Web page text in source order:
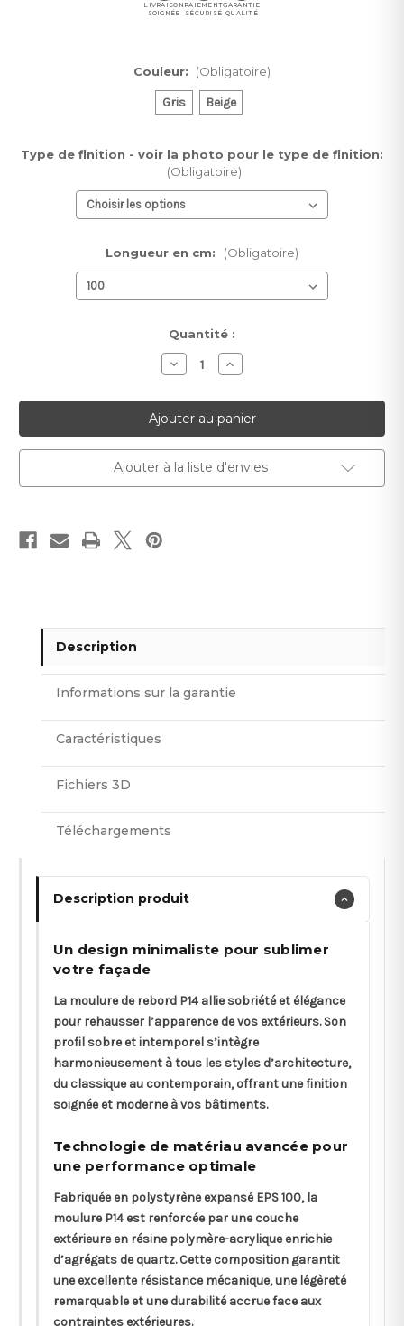
LIVRAISON
SOIGNÉE
PAIEMENT
SÉCURISÉ
GARANTIE
QUALITÉ
Couleur: (Obligatoire)
Gris Beige
Type de finition - voir la photo pour le type de finition:
(Obligatoire)
Longueur en cm: (Obligatoire)
Quantité :
Diminuer
la
pour
Moulure
de
rebord
P14
-
Design
Minimaliste
Augmenter
la
pour
Moulure
de
rebord
P14
-
Design
Minimaliste
Ajouter à la liste d'envies
Description
Informations sur la garantie
Caractéristiques
Fichiers 3D
Téléchargements
Description produit
Un design minimaliste pour sublimer
votre façade
La moulure de rebord P14 allie sobriété et élégance
pour rehausser l’apparence de vos extérieurs. Son
profil sobre et intemporel s’intègre
harmonieusement à tous les styles d’architecture,
du classique au contemporain, offrant une finition
soignée et moderne à vos bâtiments.
Technologie de matériau avancée pour
une performance optimale
Fabriquée en polystyrène expansé EPS 100, la
moulure P14 est renforcée par une couche
extérieure en résine polymère-acrylique enrichie
d’agrégats de quartz. Cette composition garantit
une excellente résistance mécanique, une légèreté
remarquable et une durabilité accrue face aux
contraintes extérieures.